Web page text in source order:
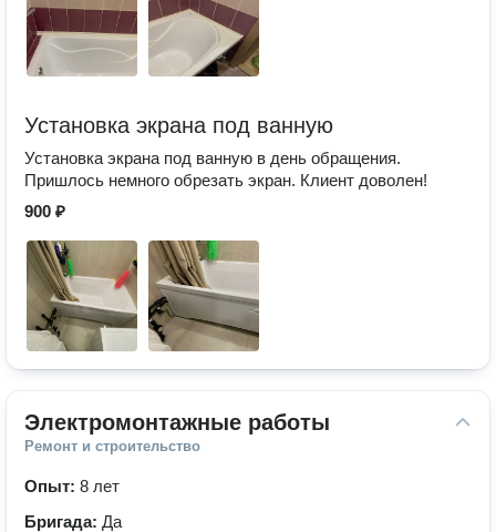
Установка экрана под ванную
Установка экрана под ванную в день обращения.
Пришлось немного обрезать экран. Клиент доволен!
900 ₽
Электромонтажные работы
Ремонт и строительство
Опыт: 8 лет
Бригада: Да